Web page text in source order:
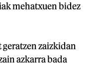
mehatxuen bidez
zaizkidan
azkarra bada